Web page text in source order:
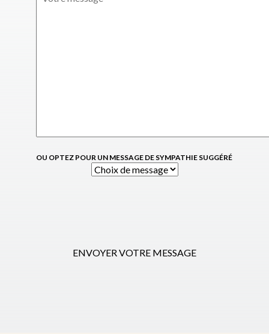
OU OPTEZ POUR UN MESSAGE DE SYMPATHIE SUGGÉRÉ
ENVOYER VOTRE MESSAGE